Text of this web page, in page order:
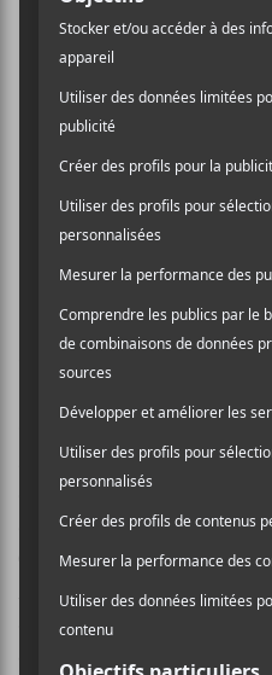
canadiens
Les deux projets
remporté, jeudi,
écriture de
Songwriter Award
Panthéon des
compositeurs
Chaque année, depuis
artiste/projet francophone
qui célèbre la relève de
dernières années, des
Cassidy, Ariane Roy,
Aaron Paris, Eli Brown
du Premier prix de la
ont mis la main sur ce prix.